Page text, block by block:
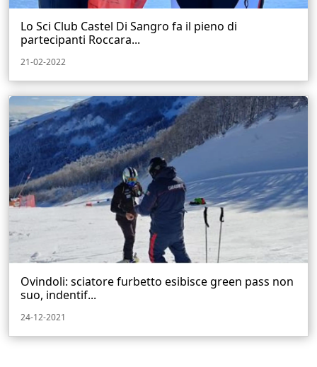
Lo Sci Club Castel Di Sangro fa il pieno di
partecipanti Roccara...
21-02-2022
Ovindoli: sciatore furbetto esibisce green pass non
suo, indentif...
24-12-2021